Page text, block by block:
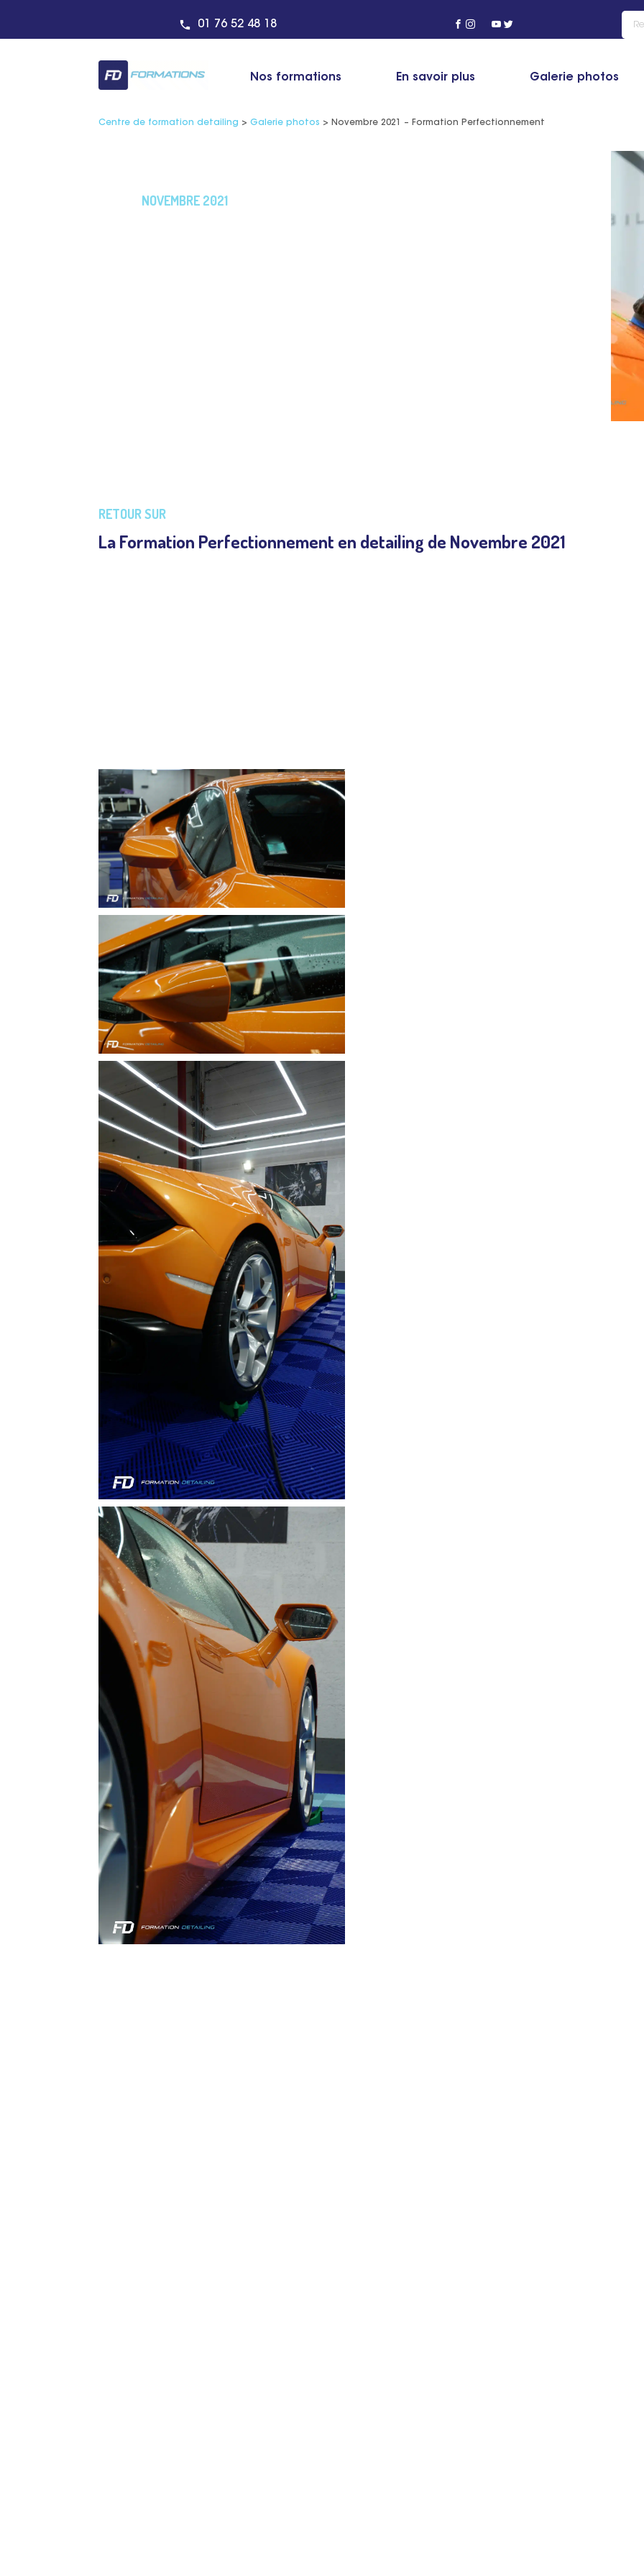
01 76 52 48 18
Nos formations En savoir plus Galerie photos
Centre de formation detailing > Galerie photos > Novembre 2021 – Formation Perfectionnement
NOVEMBRE 2021
RETOUR SUR
La Formation Perfectionnement en detailing de Novembre 2021